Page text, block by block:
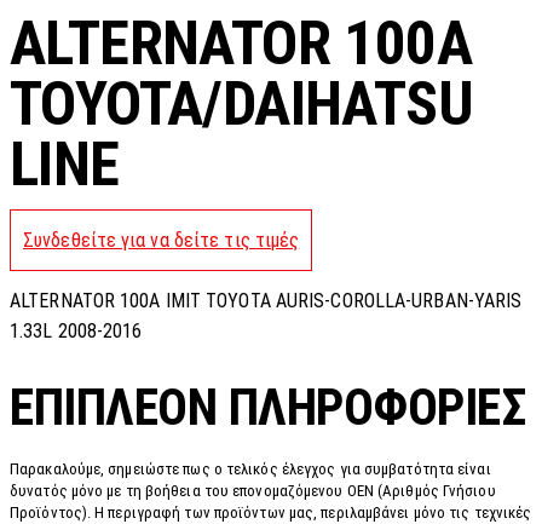
ALTERNATOR 100A
TOYOTA/DAIHATSU
LINE
Συνδεθείτε για να δείτε τις τιμές
ALTERNATOR 100A IMIT TOYOTA AURIS-COROLLA-URBAN-YARIS
1.33L 2008-2016
ΕΠΙΠΛΈΟΝ ΠΛΗΡΟΦΟΡΊΕΣ
Παρακαλούμε, σημειώστε πως ο τελικός έλεγχος για συμβατότητα είναι
δυνατός μόνο με τη βοήθεια του επονομαζόμενου OEN (Αριθμός Γνήσιου
Προϊόντος). Η περιγραφή των προϊόντων μας, περιλαμβάνει μόνο τις τεχνικές